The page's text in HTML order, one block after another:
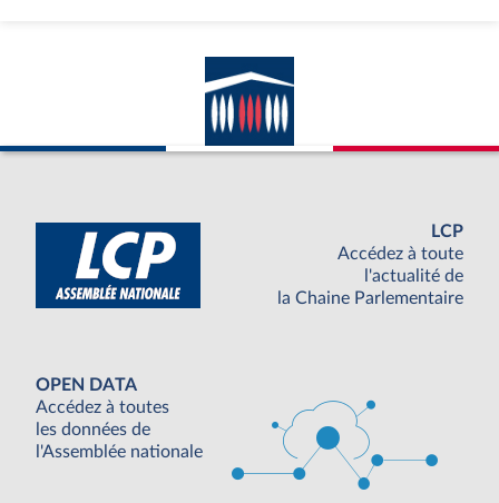
LCP
Accédez à toute
l'actualité de
la Chaine Parlementaire
OPEN DATA
Accédez à toutes
les données de
l'Assemblée nationale